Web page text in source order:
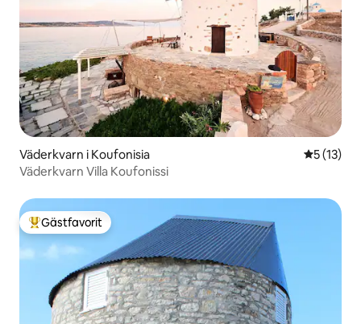
Väderkvarn i Koufonisia 5 av 5 i
5 (13)
Väderkvarn Villa Koufonissi
Populär gästfavorit
Gästfavorit